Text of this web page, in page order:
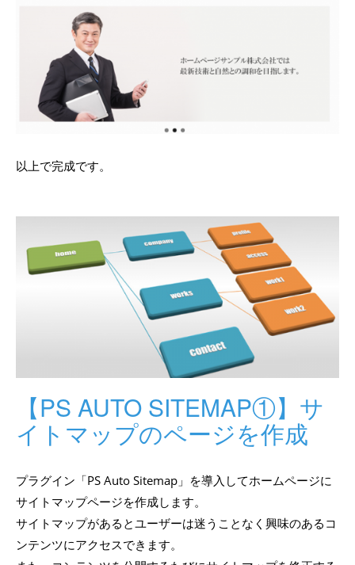
以上で完成です。
【PS AUTO SITEMAP①】サ
イトマップのページを作成
プラグイン「PS Auto Sitemap」を導入してホームページに
サイトマップページを作成します。
サイトマップがあるとユーザーは迷うことなく興味のあるコ
ンテンツにアクセスできます。